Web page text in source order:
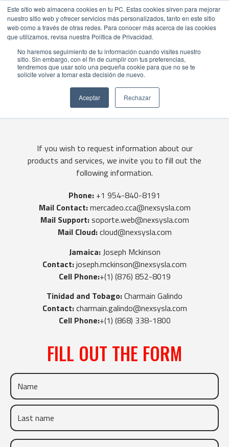
Este sitio web almacena cookies en tu PC. Estas cookies sirven para mejorar
nuestro sitio web y ofrecer servicios más personalizados, tanto en este sitio
web como a través de otras redes. Para conocer más acerca de las cookies
que utilizamos, revisa nuestra Política de Privacidad.
No haremos seguimiento de tu información cuando visites nuestro
sitio. Sin embargo, con el fin de cumplir con tus preferencias,
tendremos que usar solo una pequeña cookie para que no se te
solicite volver a tomar esta decisión de nuevo.
Aceptar Rechazar
CONTACT US
If you wish to request information about our
products and services, we invite you to fill out the
following information.
Phone: +1 954-840-8191
Mail Contact:mercadeo.cca@nexsysla.com
Mail Support:soporte.web@nexsysla.com
Mail Cloud:cloud@nexsysla.com
Jamaica:Joseph Mckinson
Contact:joseph.mckinson@nexsysla.com
Cell Phone:+(1) (876) 852-8019
Tinidad and Tobago:Charmain Galindo
Contact:charmain.galindo@nexsysla.com
Cell Phone:+(1) (868) 338-1800
FILL OUT THE FORM​